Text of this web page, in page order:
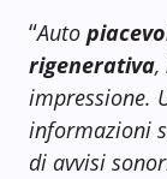
“Auto
rigenerativa,
impressione.
informazioni
di avvisi